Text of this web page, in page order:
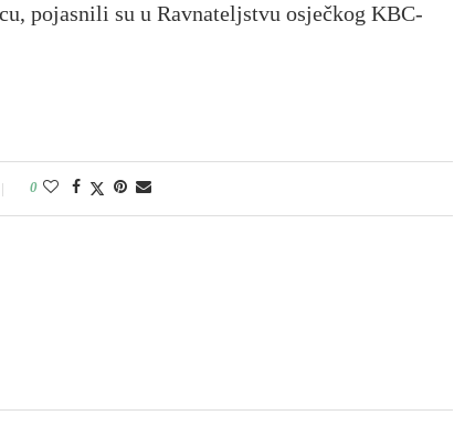
pojasnili su u Ravnateljstvu osječkog KBC-
0